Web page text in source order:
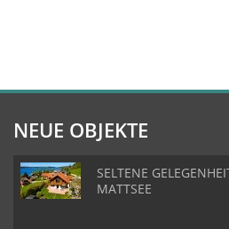
NEUE OBJEKTE
SELTENE
MATTSEE